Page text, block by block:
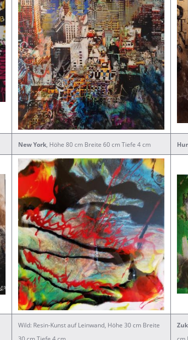
New York, Höhe 80 cm Breite 60 cm Tiefe 4 cm
Wild: Resin-Kunst auf Leinwand, Höhe 30 cm Breite